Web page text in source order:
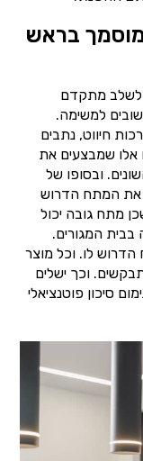
בראש
לשלב מתקדם
למשימה.
חיווט, נתבים
אלו שמבצעים את
ובסופו של
את המתח הדרוש
מתח גובה יכול
המגורים.
לו. וכל מוצר
וכך ישלים
סיכון פוטנציאלי